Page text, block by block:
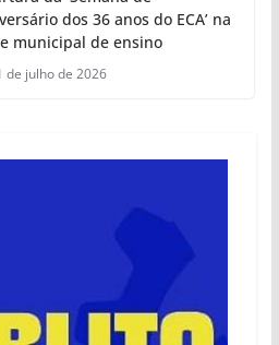
dos 36 anos do ECA’ na
municipal de ensino
de julho de 2026